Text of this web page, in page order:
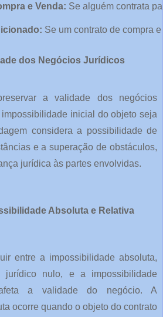
e Venda: Se alguém contrata
Se um contrato de compra
dos Negócios Jurídicos
a validade dos negócios
inicial do objeto seja
considera a possibilidade de
e a superação de obstáculos,
jurídica às partes envolvidas.
Absoluta e Relativa
entre a impossibilidade absoluta,
nulo, e a impossibilidade
a validade do negócio. A
ocorre quando o objeto do contrato